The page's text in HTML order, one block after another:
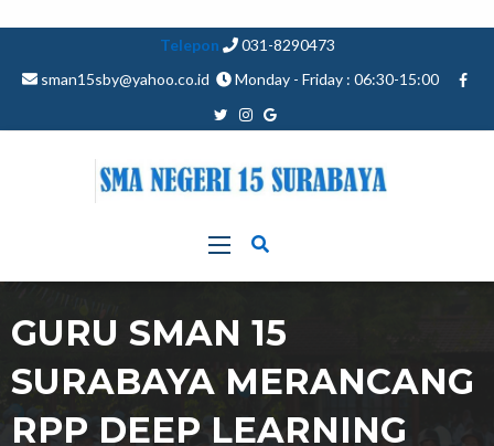
Telepon
031-8290473
sman15sby@yahoo.co.id
Monday - Friday : 06:30-15:00
GURU SMAN 15
SURABAYA MERANCANG
RPP DEEP LEARNING